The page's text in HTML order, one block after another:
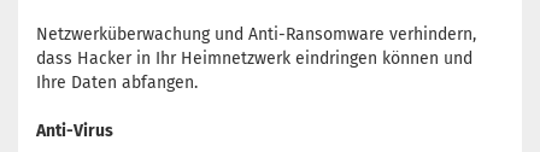
Netzwerküberwachung und Anti-Ransomware verhindern,
dass Hacker in Ihr Heimnetzwerk eindringen können und
Ihre Daten abfangen.
Anti-Virus